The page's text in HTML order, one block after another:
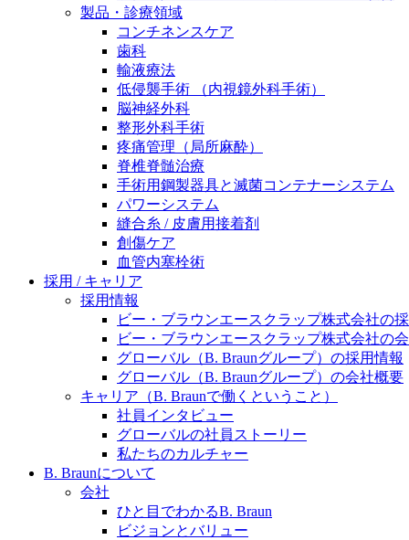
採用情報
ビー・ブラウンエースクラッﾌﾟで新たな可能性を見つ
ニューススペース
製品・診療領域
コンチネンスケア
歯科
輸液療法
低侵襲手術 （内視鏡外科手術）
脳神経外科
整形外科手術
疼痛管理（局所麻酔）
脊椎脊髄治療
手術用鋼製器具と滅菌コンテナーシステム
パワーシステム
縫合糸 / 皮膚用接着剤
創傷ケア
血管内塞栓術
採用 / キャリア
採用情報
ビー・ブラウンエースクラップ株式会社の
ビー・ブラウンエースクラップ株式会社の
グローバル（B. Braunグループ）の採用情報
グローバル（B. Braunグループ）の会社概要
キャリア（B. Braunで働くということ）
社員インタビュー
グローバルの社員ストーリー
私たちのカルチャー
B. Braunについて
会社
ひと目でわかるB. Braun
ビジョンとバリュー